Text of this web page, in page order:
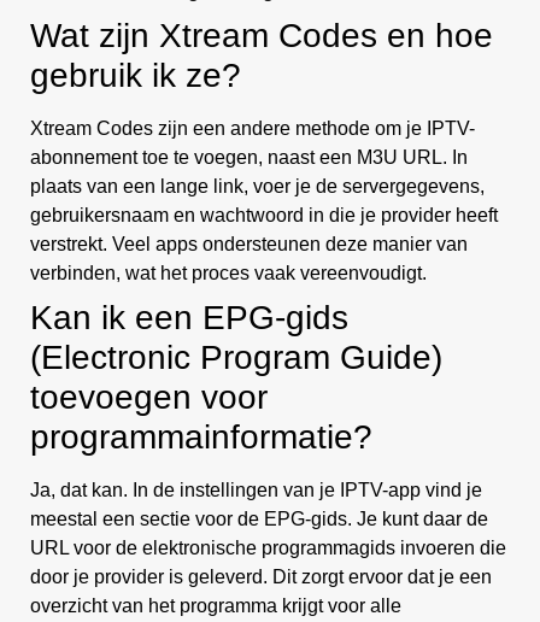
Wat zijn Xtream Codes en hoe
gebruik ik ze?
Xtream Codes zijn een andere methode om je IPTV-
abonnement toe te voegen, naast een M3U URL. In
plaats van een lange link, voer je de servergegevens,
gebruikersnaam en wachtwoord in die je provider heeft
verstrekt. Veel apps ondersteunen deze manier van
verbinden, wat het proces vaak vereenvoudigt.
Kan ik een EPG-gids
(Electronic Program Guide)
toevoegen voor
programmainformatie?
Ja, dat kan. In de instellingen van je IPTV-app vind je
meestal een sectie voor de EPG-gids. Je kunt daar de
URL voor de elektronische programmagids invoeren die
door je provider is geleverd. Dit zorgt ervoor dat je een
overzicht van het programma krijgt voor alle